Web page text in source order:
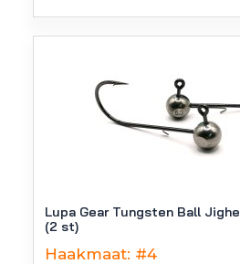
Lupa Gear Tungsten Ball
(2 st)
Haakmaat: #4